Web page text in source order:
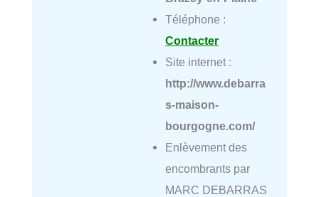
Téléphone :
Contacter
Site internet :
http://www.debarra
s-maison-
bourgogne.com/
Enlèvement des
encombrants par
MARC DEBARRAS